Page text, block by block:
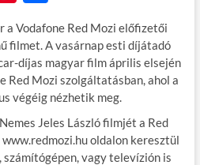
nt
er
es
t
ss
za
m
e
g
a Vodafone Red Mozi előfizetői
filmet. A vasárnap esti díjátadó
díjas magyar film április elsején
Red Mozi szolgáltatásban, ahol a
végéig nézhetik meg.
Jeles László filmjét a Red
oldalon keresztül
vagy televízión is